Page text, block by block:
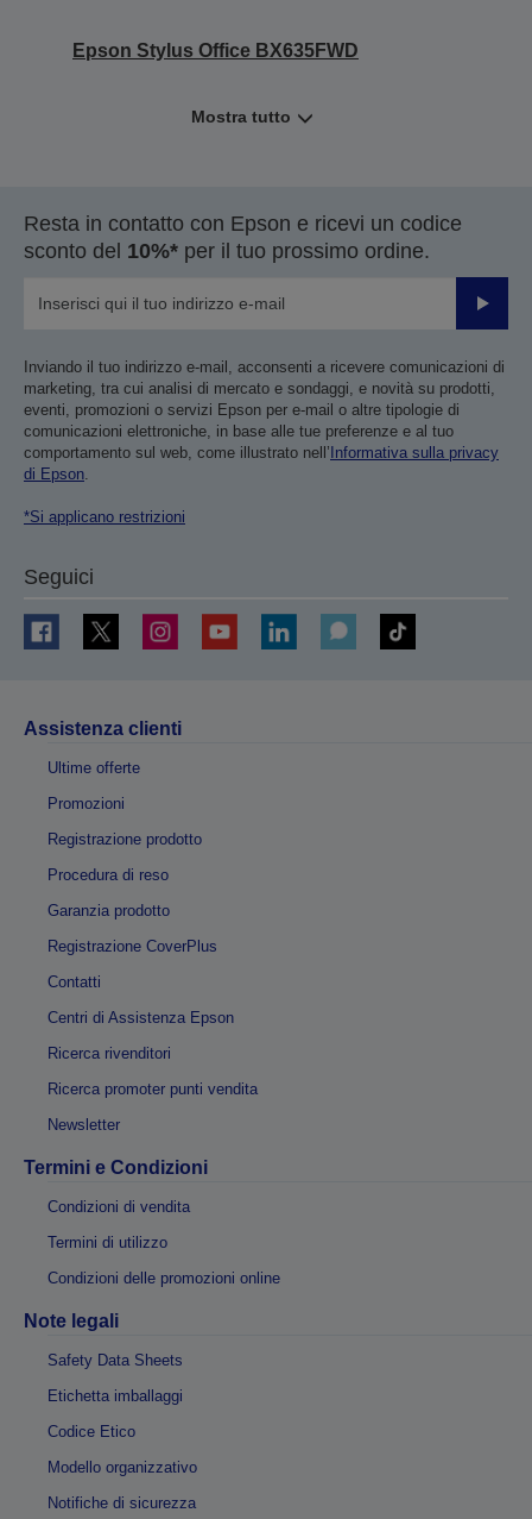
Epson Stylus Office BX635FWD
Mostra tutto
Resta in contatto con Epson e ricevi un codice
sconto del 10%* per il tuo prossimo ordine.
Invia
Inviando il tuo indirizzo e-mail, acconsenti a ricevere comunicazioni di
marketing, tra cui analisi di mercato e sondaggi, e novità su prodotti,
eventi, promozioni o servizi Epson per e-mail o altre tipologie di
comunicazioni elettroniche, in base alle tue preferenze e al tuo
comportamento sul web, come illustrato nell’Informativa sulla privacy
di Epson
*Si applicano restrizioni
Seguici
Assistenza clienti
Ultime offerte
Promozioni
Registrazione prodotto
Procedura di reso
Garanzia prodotto
Registrazione CoverPlus
Contatti
Centri di Assistenza Epson
Ricerca rivenditori
Ricerca promoter punti vendita
Newsletter
Termini e Condizioni
Condizioni di vendita
Termini di utilizzo
Condizioni delle promozioni online
Note legali
Safety Data Sheets
Etichetta imballaggi
Codice Etico
Modello organizzativo
Notifiche di sicurezza